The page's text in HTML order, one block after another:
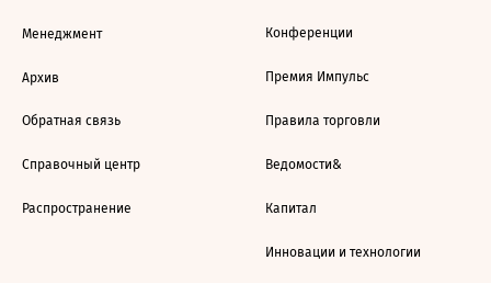
Менеджмент
Архив
Обратная связь
Справочный центр
Распространение
Конференции
Премия Импульс
Правила торговли
Ведомости&
Капитал
Инновации и технологии